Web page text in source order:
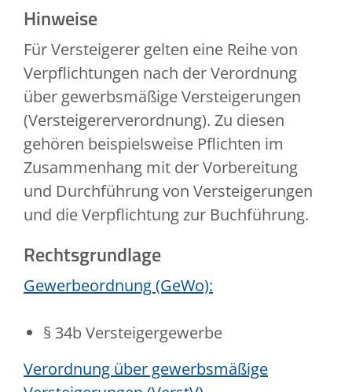
Hinweise
Für Versteigerer gelten eine Reihe von
Verpflichtungen nach der Verordnung
über gewerbsmäßige Versteigerungen
(Versteigererverordnung). Zu diesen
gehören beispielsweise Pflichten im
Zusammenhang mit der Vorbereitung
und Durchführung von Versteigerungen
und die Verpflichtung zur Buchführung.
Rechtsgrundlage
Gewerbeordnung (GeWo):
§ 34b Versteigergewerbe
Verordnung über gewerbsmäßige